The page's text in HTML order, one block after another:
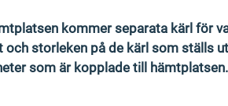
kommer separata kärl för
och storleken på de kärl som ställs
som är kopplade till hämtplatsen.